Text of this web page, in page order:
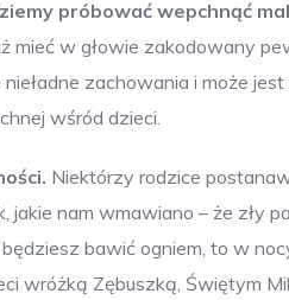
próbować wepchnąć
mieć w głowie zakodowany
zachowania i może
wśród dzieci.
Niektórzy rodzice
jakie nam wmawiano – że zły
bawić ogniem, to w
wróżką Zębuszką, Świętym